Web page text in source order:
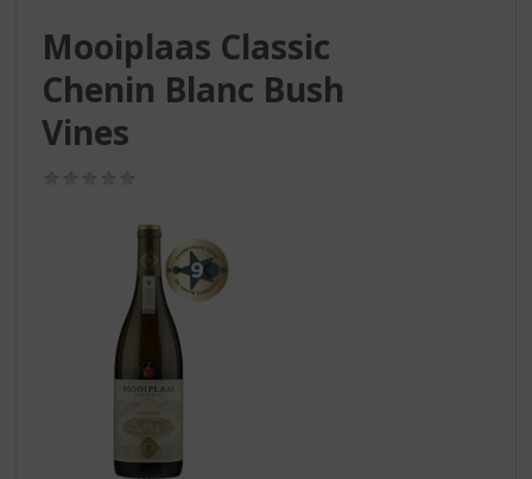
Mooiplaas Classic
Chenin Blanc Bush
Vines